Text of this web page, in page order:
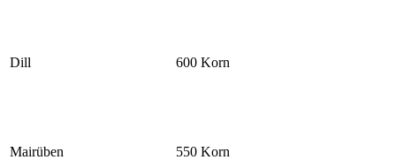
Dill 600 Korn
Mairüben 550 Korn